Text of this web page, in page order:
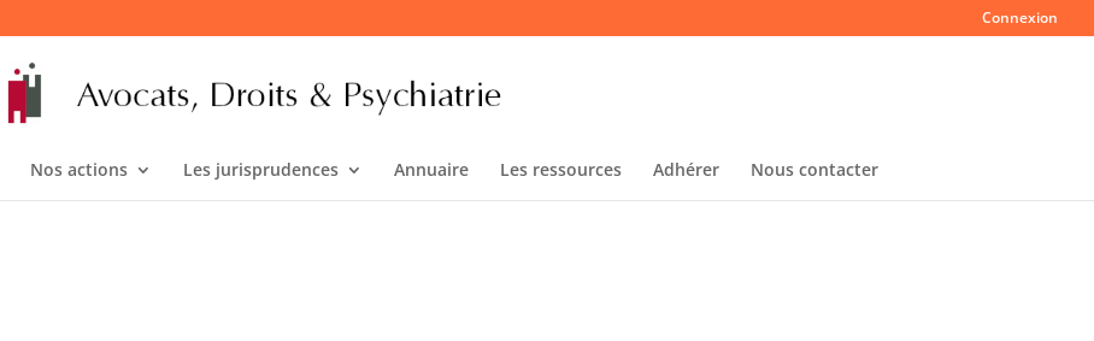
Connexion
Nos actions Les jurisprudences Annuaire Les ressources Adhérer Nous contacter